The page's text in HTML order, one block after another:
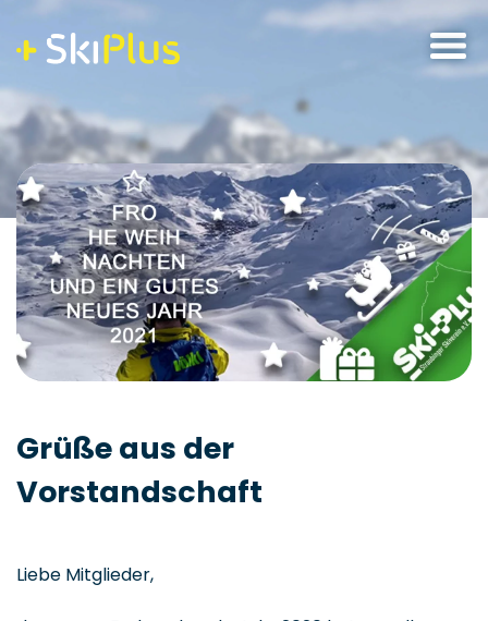
content
Grüße aus der
Vorstandschaft
Liebe Mitglieder,